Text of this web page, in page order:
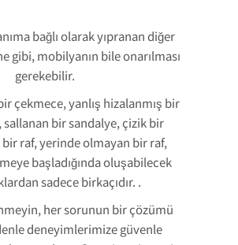
bağlı olarak yıpranan diğer
gibi, mobilyanın bile onarılması
gerekebilir.
çekmece, yanlış hizalanmış bir
sallanan bir sandalye, çizik bir
bir raf, yerinde olmayan bir raf,
başladığında oluşabilecek
sadece birkaçıdır. .
her sorunun bir çözümü
deneyimlerimize güvenle